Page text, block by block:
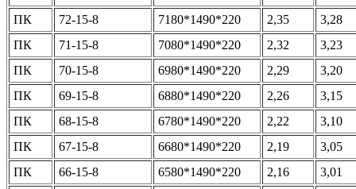
ПК
72-15-8 7180*1490*220 2,35
3,28
ПК
71-15-8 7080*1490*220 2,32
3,23
ПК
70-15-8 6980*1490*220 2,29
3,20
ПК
69-15-8 6880*1490*220 2,26
3,15
ПК
68-15-8 6780*1490*220 2,22
3,10
ПК
67-15-8 6680*1490*220 2,19
3,05
ПК
66-15-8 6580*1490*220 2,16
3,01